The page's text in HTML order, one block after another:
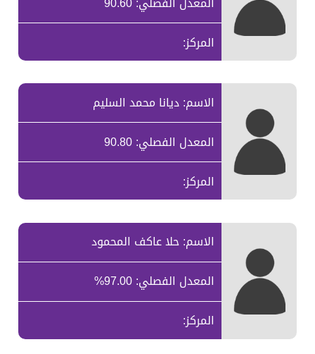
المركز:
الاسم: ديانا محمد السليم
المعدل الفصلي: 90.80
المركز:
الاسم: حلا عاكف المحمود
المعدل الفصلي: 97.00%
المركز: